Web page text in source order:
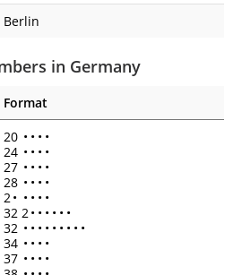
Berlin
in Germany
Format
20 • • • •
24 • • • •
27 • • • •
28 • • • •
2• • • • •
32 2• • • • • •
32 • • • • • • • • •
34 • • • •
37 • • • •